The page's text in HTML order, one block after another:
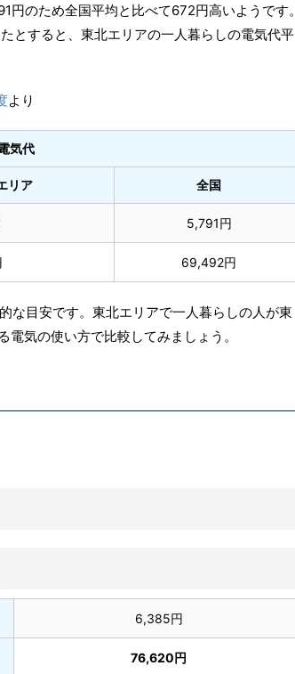
のため全国平均と比べて672円高いようです。
とすると、東北エリアの一人暮らしの電気代平
より
気代
リア 全国
5,791円
69,492円
な目安です。東北エリアで一人暮らしの人が東
気の使い方で比較してみましょう。
6,385円
76,620円